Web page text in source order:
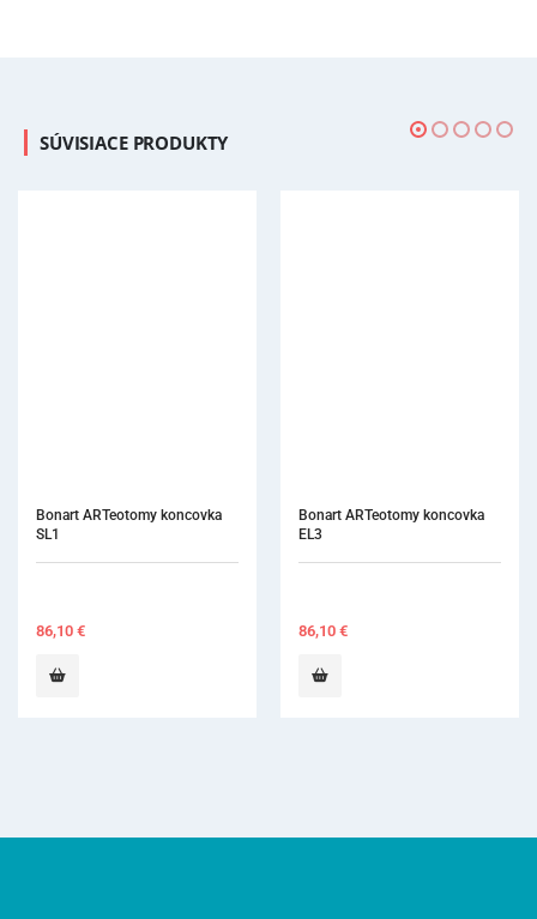
SÚVISIACE PRODUKTY
Bonart ARTeotomy koncovka
EL3
86,10
PRF Professional Kit
4 147,00